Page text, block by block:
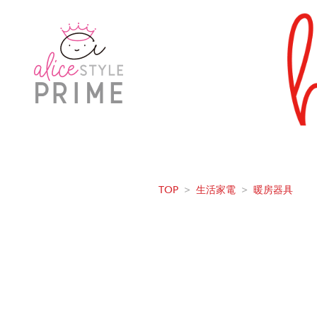
TOP > 生活家電 > 暖房器具